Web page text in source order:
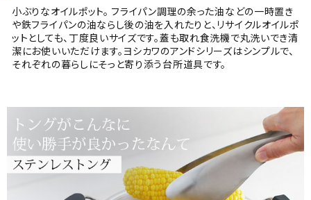
小ぶりなオイルポット。 フライパン調理の余った油などの一時置き
や鉄フライパンの油ならし後の油を入れたりと、リサイクルオイルポ
ットとしても、丁度良いサイズです。蓋も取れ食洗機で丸洗いでき清
潔にお使いいただけます。ヨシカワのアンドシリーズはシンプルで、
それぞれの暮らしにそっと寄り添う台所道具です。